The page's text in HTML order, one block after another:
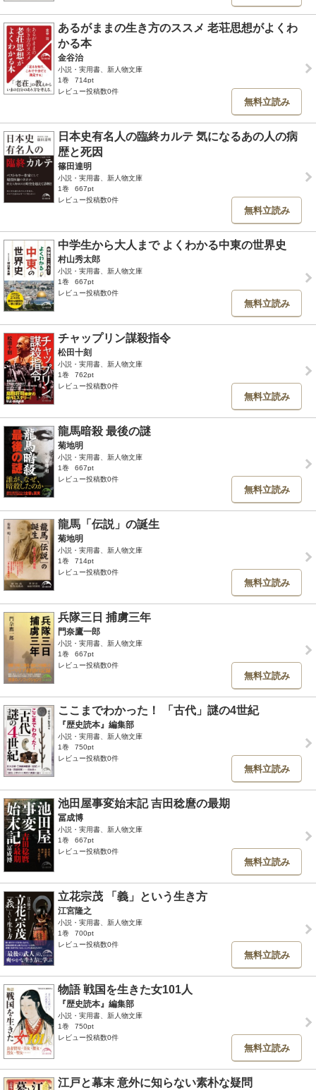
あるがままの生き方のススメ 老荘思想がよくわ
かる本
金谷治
小説・実用書、新人物文庫
1巻
714pt
レビュー投稿数0件
無料立読み
日本史有名人の臨終カルテ 気になるあの人の病
歴と死因
篠田達明
小説・実用書、新人物文庫
1巻
667pt
レビュー投稿数0件
無料立読み
中学生から大人まで よくわかる中東の世界史
村山秀太郎
小説・実用書、新人物文庫
1巻
667pt
レビュー投稿数0件
無料立読み
チャップリン謀殺指令
松田十刻
小説・実用書、新人物文庫
1巻
762pt
レビュー投稿数0件
無料立読み
龍馬暗殺 最後の謎
菊地明
小説・実用書、新人物文庫
1巻
667pt
レビュー投稿数0件
無料立読み
龍馬「伝説」の誕生
菊地明
小説・実用書、新人物文庫
1巻
714pt
レビュー投稿数0件
無料立読み
兵隊三日 捕虜三年
門奈鷹一郎
小説・実用書、新人物文庫
1巻
667pt
レビュー投稿数0件
無料立読み
ここまでわかった！ 「古代」謎の4世紀
『歴史読本』編集部
小説・実用書、新人物文庫
1巻
750pt
レビュー投稿数0件
無料立読み
池田屋事変始末記 吉田稔麿の最期
冨成博
小説・実用書、新人物文庫
1巻
667pt
レビュー投稿数0件
無料立読み
立花宗茂 「義」という生き方
江宮隆之
小説・実用書、新人物文庫
1巻
700pt
レビュー投稿数0件
無料立読み
物語 戦国を生きた女101人
『歴史読本』編集部
小説・実用書、新人物文庫
1巻
750pt
レビュー投稿数0件
無料立読み
江戸と幕末 意外に知らない素朴な疑問